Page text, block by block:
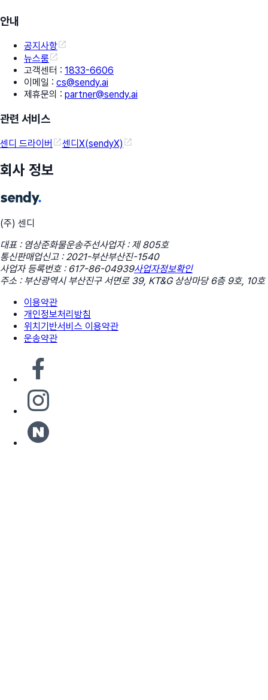
안내
공지사항
뉴스룸
고객센터 : 1833-6606
이메일 : cs@sendy.ai
제휴문의 : partner@sendy.ai
관련 서비스
센디 드라이버 센디X(sendyX)
회사 정보
(주) 센디
대표 : 염상준화물운송주선사업자 : 제 805호
통신판매업신고 : 2021-부산부산진-1540
사업자 등록번호 : 617-86-04939사업자정보확인
주소 : 부산광역시 부산진구 서면로 39, KT&G 상상마당 6층 9호, 10호
이용약관
개인정보처리방침
위치기반서비스 이용약관
운송약관